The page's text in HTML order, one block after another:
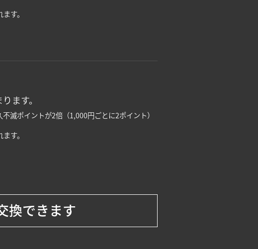
す。
ます。
滅ポイントが2倍（1,000円ごとに2ポイント）
す。
換できます